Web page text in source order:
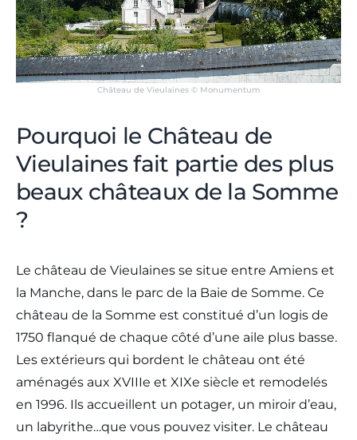
Château de Vieulaines © Monumentum
Pourquoi le Château de
Vieulaines fait partie des plus
beaux châteaux de la Somme
?
Le château de Vieulaines se situe entre Amiens et
la Manche, dans le parc de la Baie de Somme. Ce
château de la Somme est constitué d’un logis de
1750 flanqué de chaque côté d’une aile plus basse.
Les extérieurs qui bordent le château ont été
aménagés aux XVIIIe et XIXe siècle et remodelés
en 1996. Ils accueillent un potager, un miroir d’eau,
un labyrithe…que vous pouvez visiter. Le château